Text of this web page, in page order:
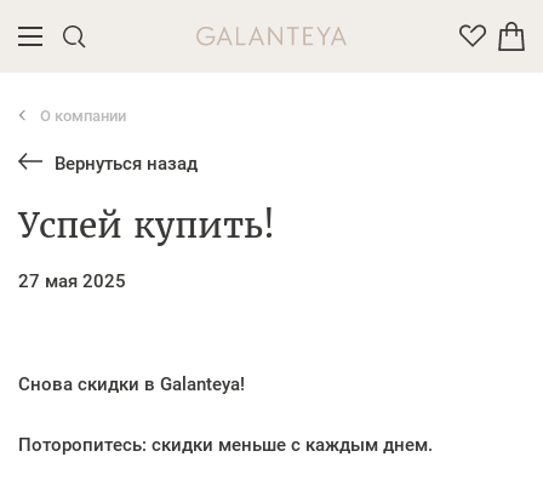
Введите название или артикул товара
О компании
Вернуться назад
Успей купить!
27 мая 2025
Снова скидки в Galanteya!
Поторопитесь: скидки меньше с каждым днем.